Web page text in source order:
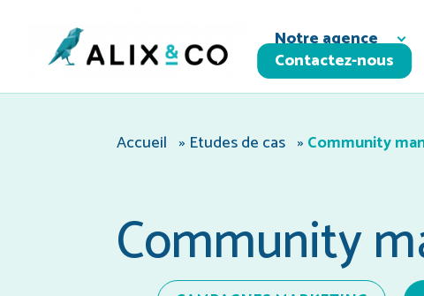
Notre agence
Contactez-nous
Accueil » Etudes de cas » Community
Community